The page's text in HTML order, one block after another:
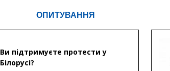
ОПИТУВАННЯ
Ви підтримуєте протести у
Білорусі?